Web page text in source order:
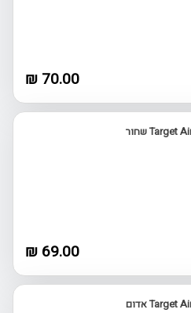
70.00 ₪
69.00 ₪